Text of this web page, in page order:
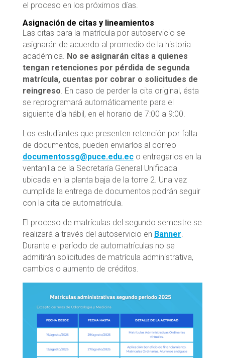
el proceso en los próximos días.
Asignación de citas y lineamientos
Las citas para la matrícula por autoservicio se
asignarán de acuerdo al promedio de la historia
académica. No se asignarán citas a quienes
tengan retenciones por pérdida de segunda
matrícula, cuentas por cobrar o solicitudes de
reingreso. En caso de perder la cita original, ésta
se reprogramará automáticamente para el
siguiente día hábil, en el horario de 7:00 a 9:00.
Los estudiantes que presenten retención por falta
de documentos, pueden enviarlos al correo
documentossg@puce.edu.eco entregarlos en la
ventanilla de la Secretaría General Unificada
ubicada en la planta baja de la torre 2. Una vez
cumplida la entrega de documentos podrán seguir
con la cita de automatrícula.
El proceso de matrículas del segundo semestre se
realizará a través del autoservicio en Banner.
Durante el período de automatrículas no se
admitirán solicitudes de matrícula administrativa,
cambios o aumento de créditos.